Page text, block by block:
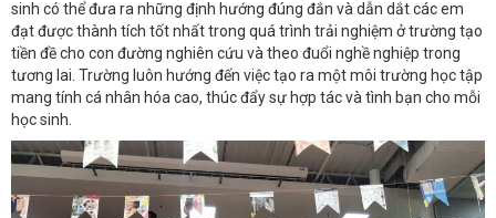
sinh có thể đưa ra những định hướng đúng đắn và dẫn dắt các em
đạt được thành tích tốt nhất trong quá trình trải nghiệm ở trường tạo
tiền đề cho con đường nghiên cứu và theo đuổi nghề nghiệp trong
tương lai. Trường luôn hướng đến việc tạo ra một môi trường học tập
mang tính cá nhân hóa cao, thúc đẩy sự hợp tác và tình bạn cho mỗi
học sinh.